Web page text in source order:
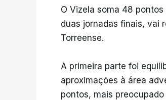
O Vizela soma 48
duas jornadas finais, vai
Torreense.
A primeira parte foi
aproximações à área
pontos, mais